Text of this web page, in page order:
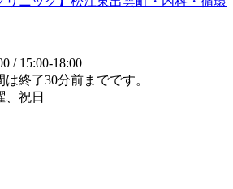
/ 15:00-18:00
終了30分前までです。
、祝日